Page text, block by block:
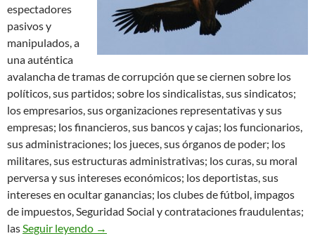
espectadores
pasivos y
manipulados, a
una auténtica
avalancha de tramas de corrupción que se ciernen sobre los
políticos, sus partidos; sobre los sindicalistas, sus sindicatos;
los empresarios, sus organizaciones representativas y sus
empresas; los financieros, sus bancos y cajas; los funcionarios,
sus administraciones; los jueces, sus órganos de poder; los
militares, sus estructuras administrativas; los curas, su moral
perversa y sus intereses económicos; los deportistas, sus
intereses en ocultar ganancias; los clubes de fútbol, impagos
de impuestos, Seguridad Social y contrataciones fraudulentas;
las Seguir leyendo Reflexionando sobre el capitalismo, un
→